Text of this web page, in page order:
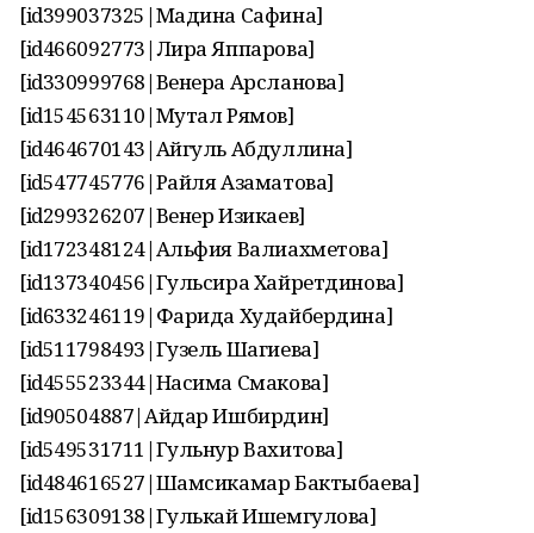
[id399037325|Мадина Сафина]
[id466092773|Лира Яппарова]
[id330999768|Венера Арсланова]
[id154563110|Мутал Рямов]
[id464670143|Айгуль Абдуллина]
[id547745776|Райля Азаматова]
[id299326207|Венер Изикаев]
[id172348124|Альфия Валиахметова]
[id137340456|Гульсира Хайретдинова]
[id633246119|Фарида Худайбердина]
[id511798493|Гузель Шагиева]
[id455523344|Насима Смакова]
[id90504887|Айдар Ишбирдин]
[id549531711|Гульнур Вахитова]
[id484616527|Шамсикамар Бактыбаева]
[id156309138|Гулькай Ишемгулова]